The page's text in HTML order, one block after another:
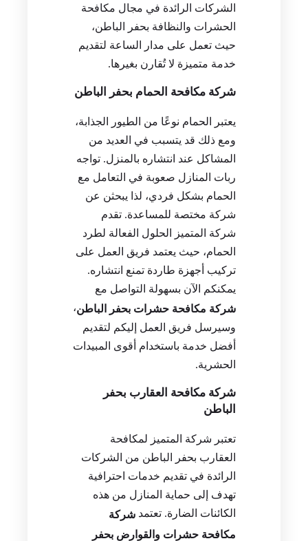
الشركات الرائدة في مجال مكافحة
الحشرات والنظافة بحفر الباطن،
حيث تعمل على مدار الساعة لتقديم
خدمة متميزة لا تُقارن بغيرها.
شركة مكافحة الحمام بحفر الباطن
يعتبر الحمام نوعًا من الطيور الجذابة،
ومع ذلك قد يتسبب في العديد من
المشاكل عند انتشاره بالمنزل. تواجه
ربات المنازل صعوبة في التعامل مع
الحمام بشكل فردي، لذا يبحثن عن
شركة مختصة للمساعدة. تقدم
شركة المتميز الحلول الفعالة لطرد
الحمام، حيث يعتمد فريق العمل على
تركيب أجهزة طاردة تمنع انتشاره.
يمكنكم الآن بسهولة التواصل مع
شركة مكافحة حشرات بحفر الباطن،
وسيرسل فريق العمل إليكم لتقديم
أفضل خدمة باستخدام أقوى المبيدات
الحشرية.
شركة مكافحة العقارب بحفر
الباطن
تعتبر شركة المتميز لمكافحة
العقارب بحفر الباطن من الشركات
الرائدة في تقديم خدمات احترافية
تهدف إلى حماية المنازل من هذه
الكائنات الضارة. تعتمد شركة
مكافحة حشرات والقوارض بحفر